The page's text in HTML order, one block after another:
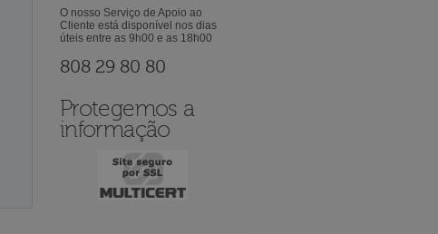
O nosso Serviço de Apoio ao
Cliente está disponível nos dias
úteis entre as 9h00 e as 18h00
808 29 80 80
Protegemos a
informação